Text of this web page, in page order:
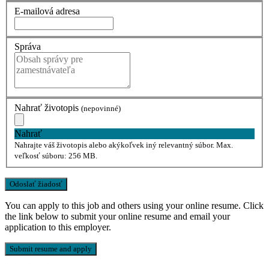
E-mailová adresa
Správa
Nahrať životopis (nepovinné)
Nahrať
Nahrajte váš životopis alebo akýkoľvek iný relevantný súbor. Max.
veľkosť súboru: 256 MB.
You can apply to this job and others using your online resume. Click
the link below to submit your online resume and email your
application to this employer.